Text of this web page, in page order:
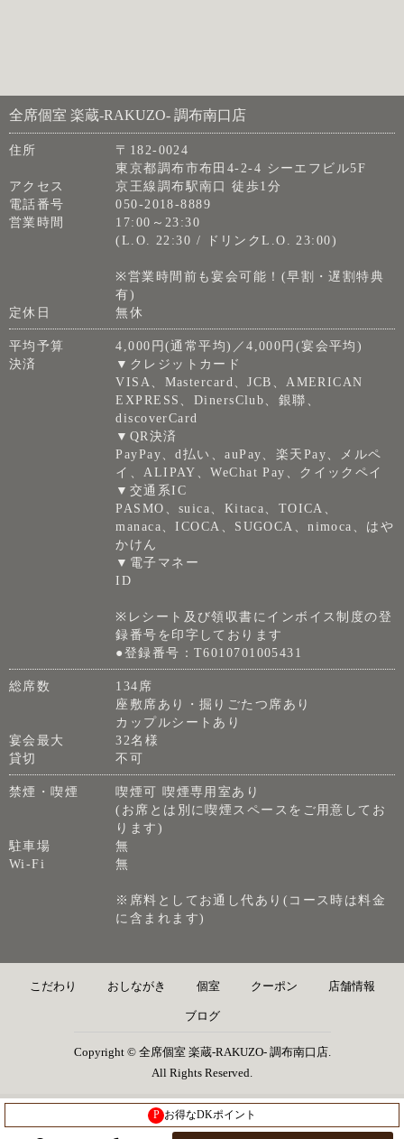
全席個室 楽蔵‐RAKUZO‐ 調布南口店
住所
〒182-0024
東京都調布市布田4-2-4 シーエフビル5F
アクセス
京王線調布駅南口 徒歩1分
電話番号
050-2018-8889
営業時間
17:00～23:30
(L.O. 22:30 / ドリンクL.O. 23:00)
※営業時間前も宴会可能！(早割・遅割特典
有)
定休日
無休
平均予算
4,000円(通常平均)／4,000円(宴会平均)
決済
▼クレジットカード
VISA、Mastercard、JCB、AMERICAN
EXPRESS、DinersClub、銀聯、
discoverCard
▼QR決済
PayPay、d払い、auPay、楽天Pay、メルペ
イ、ALIPAY、WeChat Pay、クイックペイ
▼交通系IC
PASMO、suica、Kitaca、TOICA、
manaca、ICOCA、SUGOCA、nimoca、はや
かけん
▼電子マネー
ID
※レシート及び領収書にインボイス制度の登
録番号を印字しております
●登録番号：T6010701005431
総席数
134席
座敷席あり・掘りごたつ席あり
カップルシートあり
宴会最大
32名様
貸切
不可
禁煙・喫煙
喫煙可 喫煙専用室あり
(お席とは別に喫煙スペースをご用意してお
ります)
駐車場
無
Wi-Fi
無
※席料としてお通し代あり(コース時は料金
に含まれます)
こだわり おしながき 個室 クーポン 店舗情報
ブログ
Copyright © 全席個室 楽蔵‐RAKUZO‐ 調布南口店.
All Rights Reserved.
P お得なDKポイント